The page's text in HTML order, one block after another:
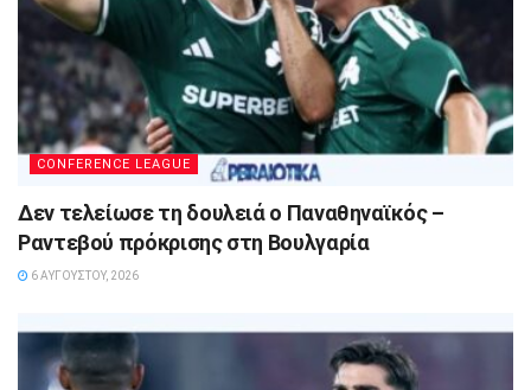
CONFERENCE LEAGUE
Δεν τελείωσε τη δουλειά ο Παναθηναϊκός –
Ραντεβού πρόκρισης στη Βουλγαρία
6 ΑΥΓΟΎΣΤΟΥ, 2026